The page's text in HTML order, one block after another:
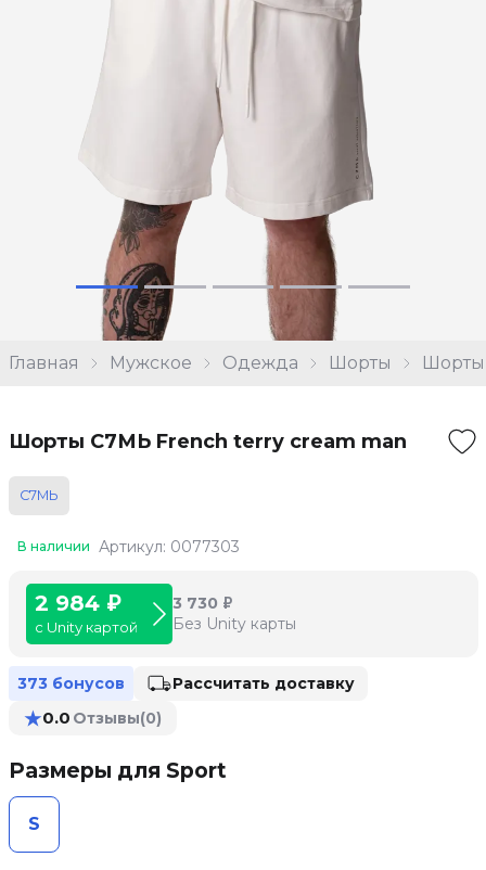
Главная Мужское Одежда Шорты Шорты
Шорты С7МЬ French terry cream man
С7МЬ
В наличии Артикул: 0077303
2 984 ₽
с Unity картой
3 730 ₽
Без Unity карты
373 бонусов Рассчитать доставку
★0.0 Отзывы(0)
Размеры для Sport
S